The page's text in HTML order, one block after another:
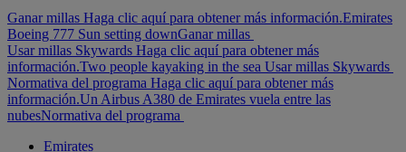
Ganar millas Haga clic aquí para obtener más información.Emirates
Boeing 777 Sun setting downGanar millas
Usar millas Skywards Haga clic aquí para obtener más
información.Two people kayaking in the sea Usar millas Skywards
Normativa del programa Haga clic aquí para obtener más
información.Un Airbus A380 de Emirates vuela entre las
nubesNormativa del programa
Emirates